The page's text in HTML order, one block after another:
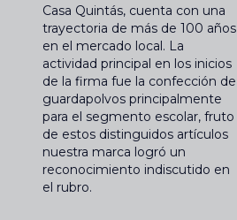
Casa Quintás, cuenta con una
trayectoria de más de 100 años
en el mercado local. La
actividad principal en los inicios
de la firma fue la confección de
guardapolvos principalmente
para el segmento escolar, fruto
de estos distinguidos artículos
nuestra marca logró un
reconocimiento indiscutido en
el rubro.